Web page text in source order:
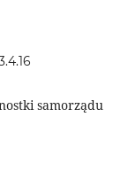
samorządu